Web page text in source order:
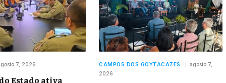
7, 2026
Estado ativa
CAMPOS DOS GOYTACAZES
agosto 7,
2026